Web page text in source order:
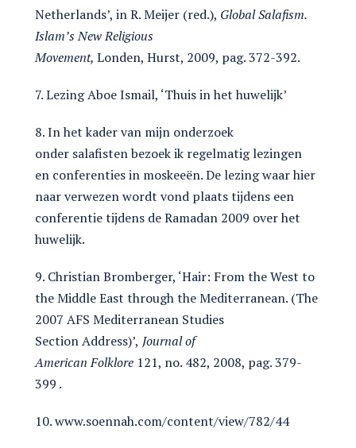
Netherlands’, in R. Meijer (red.), Global Salafism.
Islam’s NewReligious
Movement, Londen, Hurst, 2009, pag. 372-392.
7. Lezing Aboe Ismail, ‘Thuis in het huwelijk’
8. In het kader van mijn onderzoek
onder salafisten bezoek ik regelmatig lezingen
en conferenties in moskeeën. De lezing waar hier
naar verwezen wordt vond plaats tijdens een
conferentie tijdens de Ramadan 2009 over het
huwelijk.
9. Christian Bromberger, ‘Hair: From the West to
the Middle East through the Mediterranean. (The
2007 AFS Mediterranean Studies
Section Address)’, Journal of
American Folklore 121, no. 482, 2008, pag. 379-
399 .
10. www.soennah.com/content/view/782/44